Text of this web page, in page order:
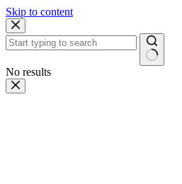
Skip to content
No results